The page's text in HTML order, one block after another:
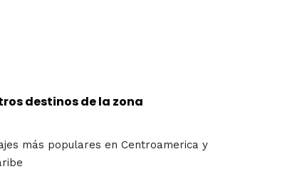
destinos de la zona
más populares en Centroamerica y